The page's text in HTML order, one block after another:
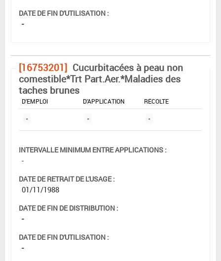
DATE DE FIN D'UTILISATION :
-
[16753201] Cucurbitacées à peau non
comestible*Trt Part.Aer.*Maladies des
taches brunes
DOSE MAX
D'EMPLOI
D'APPLICATION
RÉCOLTE
- - -
INTERVALLE MINIMUM ENTRE APPLICATIONS :
-
DATE DE RETRAIT DE L'USAGE :
01/11/1988
DATE DE FIN DE DISTRIBUTION :
-
DATE DE FIN D'UTILISATION :
-